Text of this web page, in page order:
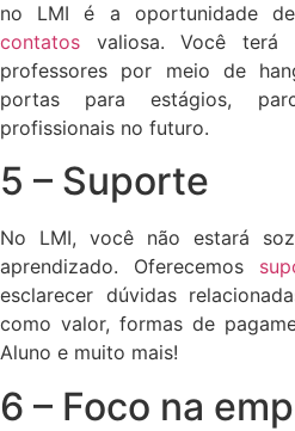
no LMI é a oportunidade
contatos valiosa. Você terá
professores por meio de
portas para estágios,
profissionais no futuro.
5 – Suporte
No LMI, você não estará
aprendizado. Oferecemos
esclarecer dúvidas
como valor, formas de
Aluno e muito mais!
6 – Foco na